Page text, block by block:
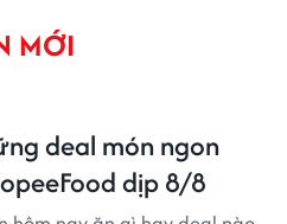
MỚI
deal món ngon
dịp 8/8